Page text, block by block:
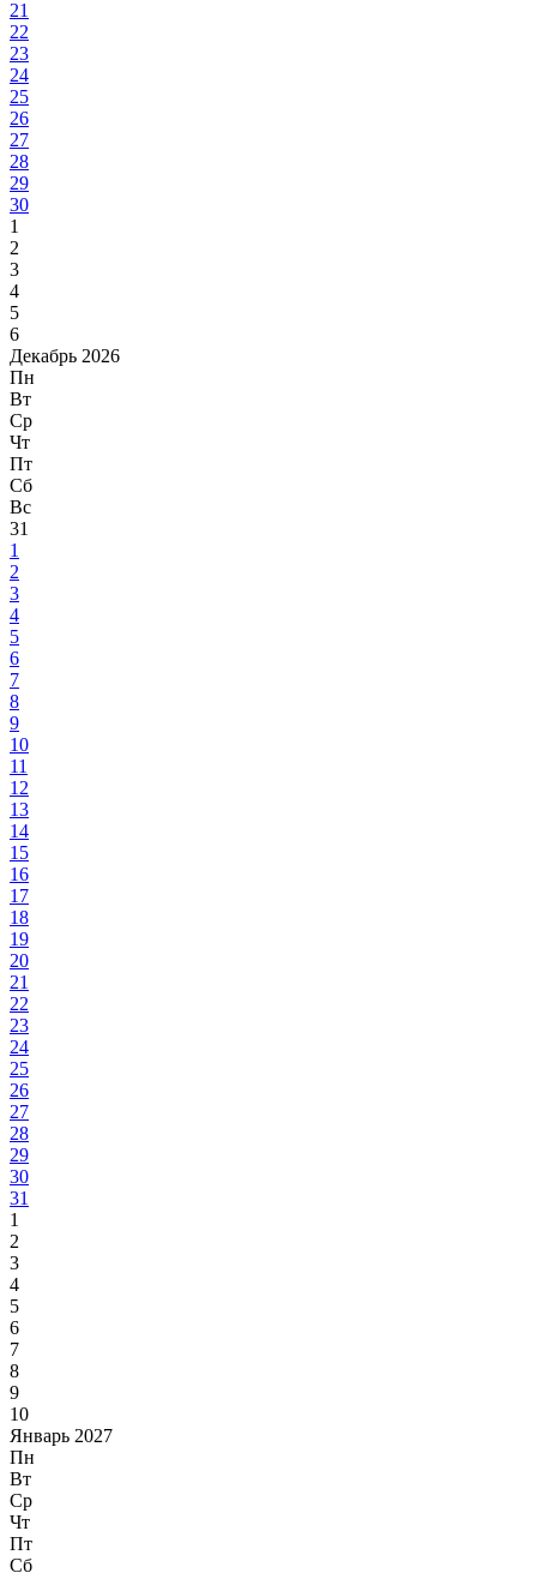
21
22
23
24
25
26
27
28
29
30
1
2
3
4
5
6
Декабрь 2026
Пн
Вт
Ср
Чт
Пт
Сб
Вс
31
1
2
3
4
5
6
7
8
9
10
11
12
13
14
15
16
17
18
19
20
21
22
23
24
25
26
27
28
29
30
31
1
2
3
4
5
6
7
8
9
10
Январь 2027
Пн
Вт
Ср
Чт
Пт
Сб